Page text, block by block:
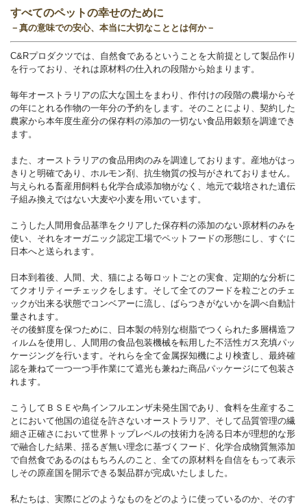
すべてのペットの幸せのために
－真の意味での安心、本当に大切なこととは何か－
C&Rプロダクツでは、自然食であるということを大前提として製品作り
を行っており、それは原材料の仕入れの段階から始まります。
毎年オーストラリアの広大な国土をまわり、作付けの段階の農場からそ
の年にとれる作物の一年分の予約をします。そのことにより、契約した
農家から本年度生産分の保存料の添加の一切ない食品用穀類を調達でき
ます。
また、オーストラリアの食品用肉のみを調達しております。産地がはっ
きりと明確であり、ホルモン剤、抗生物質の投与がされておりません。
与えられる畜産用飼料も化学合成添加物がなく、地元で栽培された遺伝
子組み換えではない大麦や小麦を用いています。
こうした人間用食品基準をクリアした保存料の添加のない原材料のみを
使い、それをオーガニック認定工場でペットフードの形態にし、すぐに
日本へと送られます。
日本到着後、人間、犬、猫による毎ロットごとの実食、定期的な分析に
てクオリティーチェックをします。そして全てのフードを粒ごとのチェ
ックが出来る状態でコンベアーに流し、ばらつきがないかを調べ自動計
量されます。
その後鮮度を保つために、日本製の特別な樹脂でつくられた多層構造フ
ィルムを使用し、人間用の食品包装機械を転用した不活性ガス充填パッ
ケージングを行います。それらを全て金属探知機により検査し、最終確
認を兼ねて一つ一つ手作業にて遮光も兼ねた商品パッケージにて包装さ
れます。
こうしてＢＳＥや鳥インフルエンザ未発生国であり、食料を生産するこ
とにおいて他国の追従を許さないオーストラリア、そして品質管理の繊
細さ正確さにおいて世界トップレベルの技術力を誇る日本が理想的な形
で融合した結果、揺るぎ無い理念に基づくフード、化学合成物質無添加
で自然食であるのはもちろんのこと、全ての原材料を自信をもって表示
しその原産国を開示できる製品群が完成いたしました。
私たちは、実際にどのようなものをどのように使っているのか、そのす